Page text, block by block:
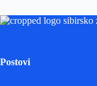
Postovi